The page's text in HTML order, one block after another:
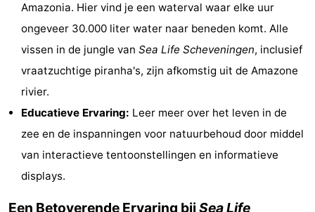
en
drinken
Evenementen
Praktisch
Forum
Route
Parkeren
Reisboekenwinkel
Nieuws
Amazonia. Hier vind je een waterval waar elke uur
ongeveer 30.000 liter water naar beneden komt. Alle
vissen in de jungle van Sea Life Scheveningen, inclusief
vraatzuchtige piranha's, zijn afkomstig uit de Amazone
rivier.
Educatieve Ervaring: Leer meer over het leven in de
zee en de inspanningen voor natuurbehoud door middel
van interactieve tentoonstellingen en informatieve
displays.
Een Betoverende Ervaring bij Sea Life